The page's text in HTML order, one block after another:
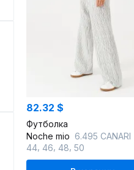
82.32 $
Футболка
Noche mio 6.495 CANARI
44 46 48 50